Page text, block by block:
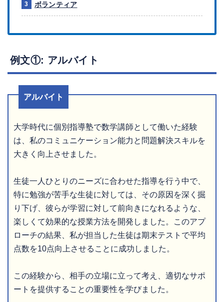
ボランティア
例文①: アルバイト
アルバイト
大学時代に個別指導塾で数学講師として働いた経験
は、私のコミュニケーション能力と問題解決スキルを
大きく向上させました。
生徒一人ひとりのニーズに合わせた指導を行う中で、
特に勉強が苦手な生徒に対しては、その原因を深く掘
り下げ、彼らが学習に対して前向きになれるような、
楽しくて効果的な授業方法を開発しました。このアプ
ローチの結果、私が担当した生徒は期末テストで平均
点数を10点向上させることに成功しました。
この経験から、相手の立場に立って考え、適切なサポ
ートを提供することの重要性を学びました。